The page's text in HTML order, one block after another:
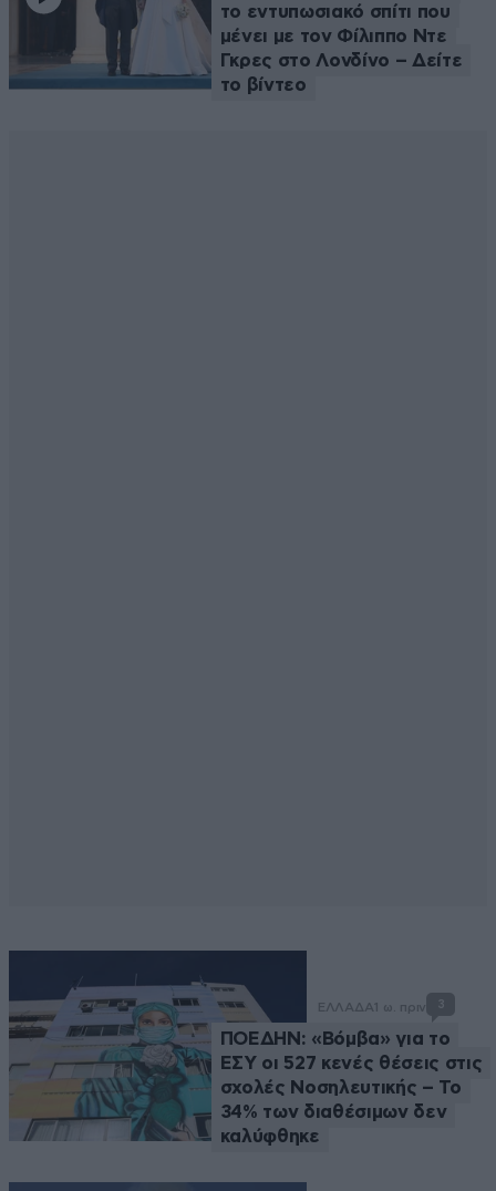
το εντυπωσιακό σπίτι που
μένει με τον Φίλιππο Ντε
Γκρες στο Λονδίνο – Δείτε
το βίντεο
ΕΛΛΑΔΑ 1 ω. πριν 3
ΠΟΕΔΗΝ: «Βόμβα» για το
ΕΣΥ οι 527 κενές θέσεις στις
σχολές Νοσηλευτικής – Το
34% των διαθέσιμων δεν
καλύφθηκε